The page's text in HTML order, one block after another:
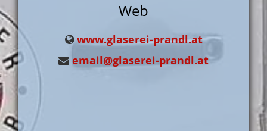
Web
www.glaserei-prandl.at
email@glaserei-prandl.at